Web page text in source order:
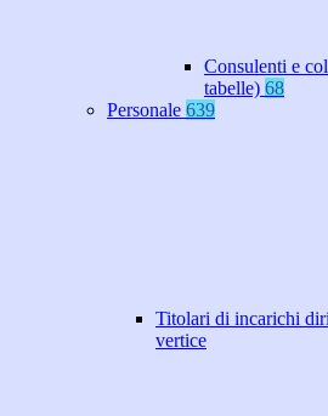
Consulenti e
tabelle) 68
Personale 639
Titolari di incarichi
vertice